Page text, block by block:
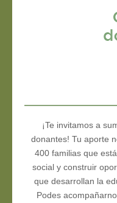
¡Te invitamos a
donantes! Tu aporte
400 familias que
social y construir
que desarrollan la
Podes